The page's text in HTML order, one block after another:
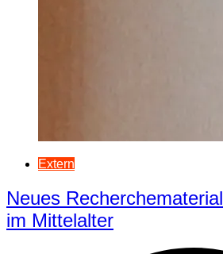
Extern
Neues
im Mittelalter